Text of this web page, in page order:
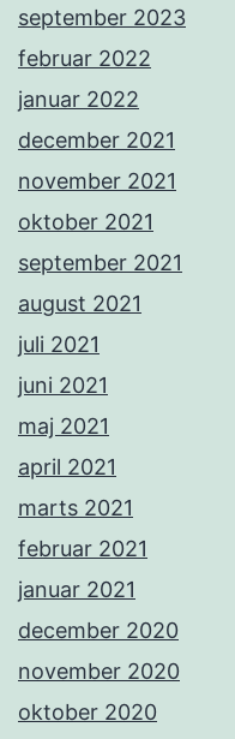
september 2023
februar 2022
januar 2022
december 2021
november 2021
oktober 2021
september 2021
august 2021
juli 2021
juni 2021
maj 2021
april 2021
marts 2021
februar 2021
januar 2021
december 2020
november 2020
oktober 2020